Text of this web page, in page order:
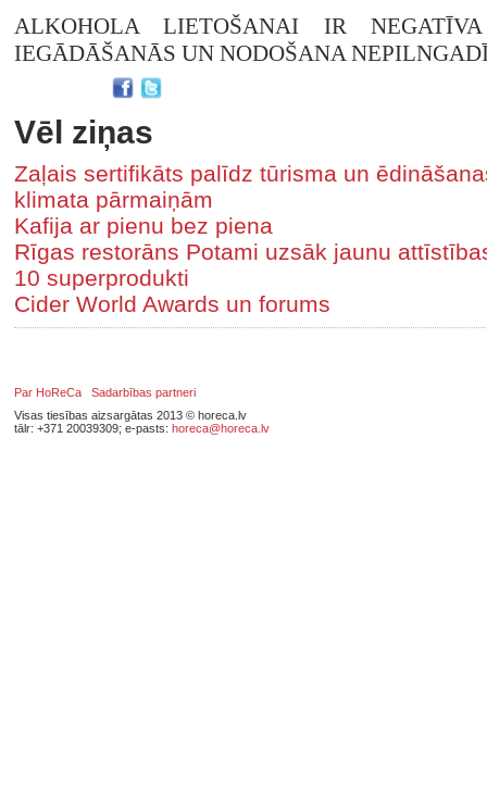
ALKOHOLA LIETOŠANAI IR
IEGĀDĀŠANĀS UN NODOŠANA
Vēl ziņas
Zaļais sertifikāts palīdz tūrisma un
klimata pārmaiņām
Kafija ar pienu bez piena
Rīgas restorāns Potami uzsāk jaunu
10 superprodukti
Cider World Awards un forums
Par HoReCa
Sadarbības partneri
Visas tiesības aizsargātas 2013 © horeca.lv
tālr: +371 20039309; e-pasts: horeca@horeca.lv